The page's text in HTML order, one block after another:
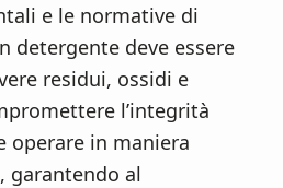
e le normative di
detergente deve essere
residui, ossidi e
l’integrità
operare in maniera
garantendo al